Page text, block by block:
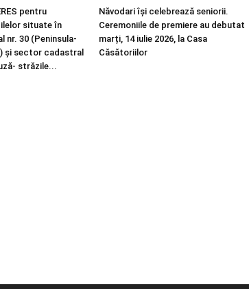
pentru
situate în
nr. 30 (Peninsula-
și sector cadastral
străzile...
Năvodari își celebrează seniorii.
Ceremoniile de premiere au debutat
marți, 14 iulie 2026, la Casa
Căsătoriilor